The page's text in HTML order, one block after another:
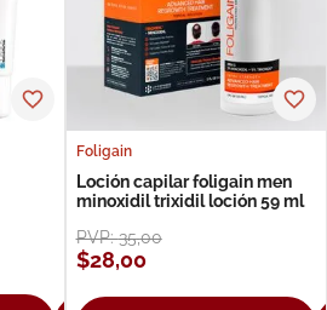
Foligain
Loción capilar foligain men
minoxidil trixidil loción 59 ml
PVP:35,00
$28,00